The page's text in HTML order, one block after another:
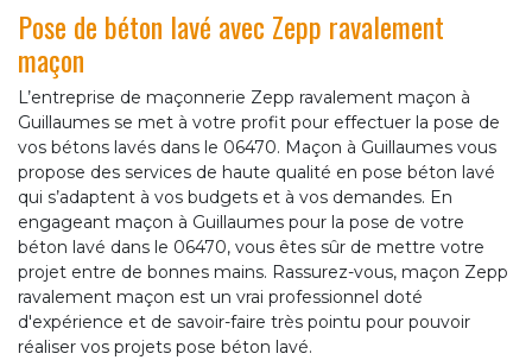
Pose de béton lavé avec Zepp ravalement
maçon
L’entreprise de maçonnerie Zepp ravalement maçon à
Guillaumes se met à votre profit pour effectuer la pose de
vos bétons lavés dans le 06470. Maçon à Guillaumes vous
propose des services de haute qualité en pose béton lavé
qui s’adaptent à vos budgets et à vos demandes. En
engageant maçon à Guillaumes pour la pose de votre
béton lavé dans le 06470, vous êtes sûr de mettre votre
projet entre de bonnes mains. Rassurez-vous, maçon Zepp
ravalement maçon est un vrai professionnel doté
d'expérience et de savoir-faire très pointu pour pouvoir
réaliser vos projets pose béton lavé.